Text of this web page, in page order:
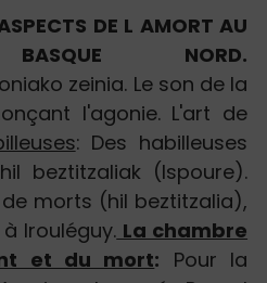
DE L AMORT AU
NORD.
zeinia. Le son de la
l'agonie. L'art de
: Des habilleuses
beztitzaliak (Ispoure).
de morts (hil beztitzalia),
à Irouléguy. La chambre
et du mort: Pour la